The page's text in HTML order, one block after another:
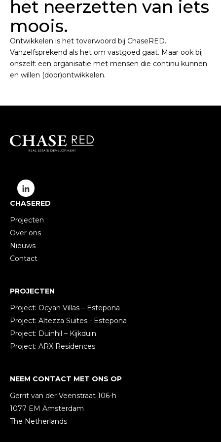
het neerzetten van iets
moois.
Ontwikkelen is het toverwoord bij ChaseRED.
Vanzelfsprekend als het om vastgoed gaat. Maar ook bij
onszelf: een organisatie met mensen die continu kunnen
en willen (door)ontwikkelen.
CHASERED
Projecten
Over ons
Nieuws
Contact
PROJECTEN
Project: Ocyan Villas – Estepona
Project: Altezza Suites - Estepona
Project: Duinhil – Kijkduin
Project: ARX Residences
NEEM CONTACT MET ONS OP
Gerrit van der Veenstraat 106-h
1077 EM Amsterdam
The Netherlands